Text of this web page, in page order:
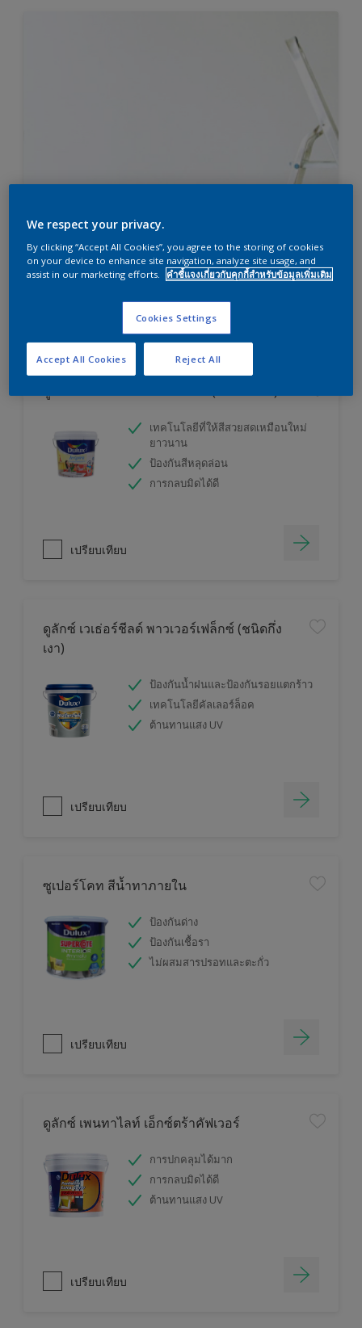
ไม่แน่ใจว่าคุณต้องการสีมากแค่ไหน?
ลองใช้เครื่องคำนวณสีของเราแล้วหาคำตอบ
เครื่องคิดเลขสี
เทคโนโลยีที่ให้สีสวยสดเหมือนใหม่
ยาวนาน
ป้องกันสีหลุดล่อน
การกลบมิดได้ดี
เปรียบเทียบ
ดูลักซ์ เวเธ่อร์ชีลด์ พาวเวอร์เฟล็กซ์ (ชนิดกึ่ง
เงา)
ป้องกันน้ำฝนและป้องกันรอยแตกร้าว
เทคโนโลยีคัลเลอร์ล็อค
ต้านทานแสง UV
เปรียบเทียบ
ซูเปอร์โคท สีน้ำทาภายใน
ป้องกันด่าง
ป้องกันเชื้อรา
ไม่ผสมสารปรอทและตะกั่ว
เปรียบเทียบ
ดูลักซ์ เพนทาไลท์ เอ็กซ์ตร้าคัฟเวอร์
การปกคลุมได้มาก
การกลบมิดได้ดี
ต้านทานแสง UV
เปรียบเทียบ
We respect your privacy.
By clicking “Accept All Cookies”, you agree to the storing of cookies
on your device to enhance site navigation, analyze site usage, and
assist in our marketing efforts.
คำชี้แจงเกี่ยวกับคุกกี้สำหรับข้อมูลเพิ่มเติม
Cookies Settings
Reject All
Accept All Cookies